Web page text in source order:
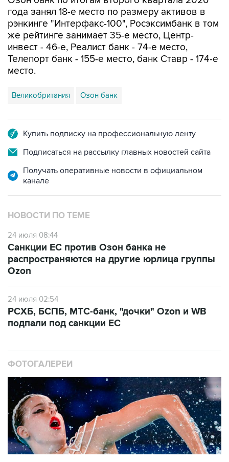
года занял 18-е место по размеру активов в
рэнкинге "Интерфакс-100", Росэксимбанк в том
же рейтинге занимает 35-е место, Центр-
инвест - 46-е, Реалист банк - 74-е место,
Телепорт банк - 155-е место, банк Ставр - 174-е
место.
Великобритания Озон банк
Купить подписку на профессиональную ленту
Подписаться на рассылку главных новостей сайта
Получать оперативные новости в официальном
канале
НОВОСТИ ПО ТЕМЕ
24 июля 08:44
Санкции ЕС против Озон банка не
распространяются на другие юрлица группы
Ozon
24 июля 02:54
РСХБ, БСПБ, МТС-банк, "дочки" Ozon и WB
подпали под санкции ЕС
ФОТОГАЛЕРЕИ